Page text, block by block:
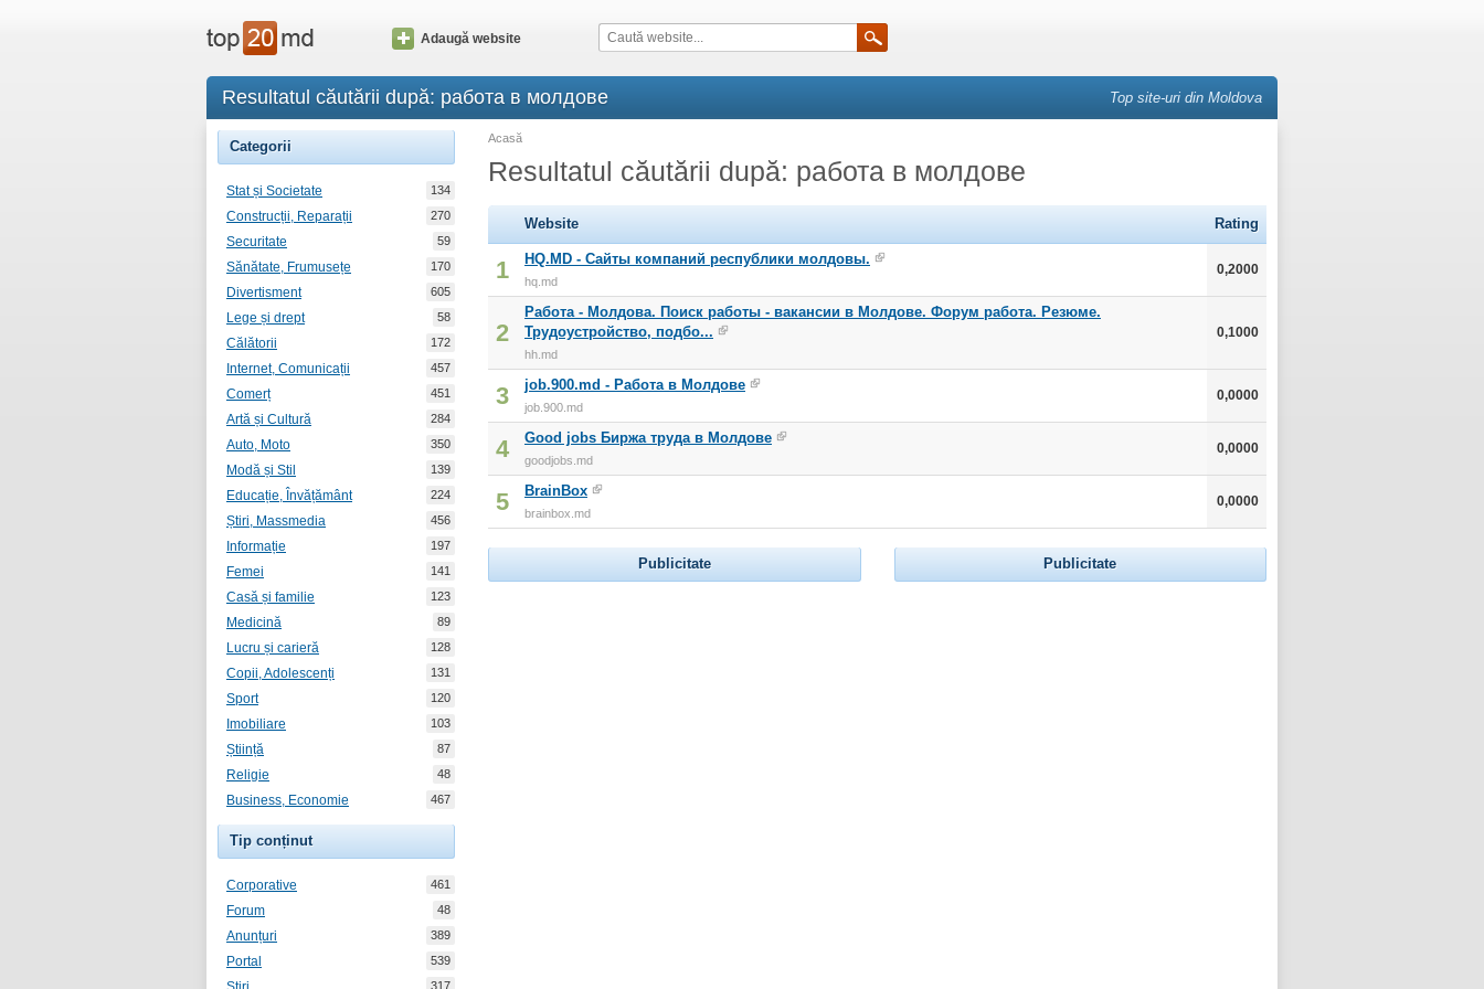
Adaugă website
Resultatul căutării după: работа в молдове Top site-uri din Moldova
Categorii
Stat și Societate 134
Construcții, Reparații 270
Securitate 59
Sănătate, Frumusețe 170
Divertisment 605
Lege și drept 58
Călătorii 172
Internet, Comunicații 457
Comerț 451
Artă și Cultură 284
Auto, Moto 350
Modă și Stil 139
Educație, Învățământ 224
Știri, Massmedia 456
Informație 197
Femei 141
Casă și familie 123
Medicină 89
Lucru și carieră 128
Copii, Adolescenți 131
Sport 120
Imobiliare 103
Știință 87
Religie 48
Business, Economie 467
Tip conținut
Corporative 461
Forum 48
Anunțuri 389
Portal 539
317
Acasă
Resultatul căutării după: работа в молдове
Website Rating
1 HQ.MD - Сайты компаний республики молдовы.
hq.md
0,2000
2
Работа - Молдова. Поиск работы - вакансии в Молдове. Форум работа. Резюме.
Трудоустройство, подбо...
hh.md
0,1000
3 job.900.md - Работа в Молдове
job.900.md
0,0000
4 Good jobs Биржа труда в Молдове
goodjobs.md
0,0000
5 BrainBox
brainbox.md
0,0000
Publicitate Publicitate